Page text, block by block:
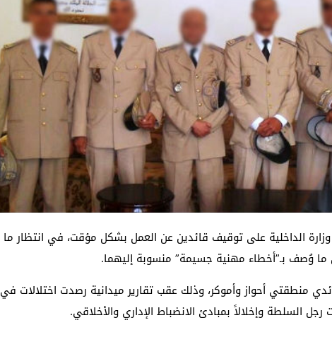
الداخلية على توقيف قائدين عن العمل بشكل مؤقت، في انتظار ما
ما وُصف بـ”أخطاء مهنية جسيمة” منسوبة إليهما.
الإجراء شمل قائدي منطقتي أحواز وأموكر، وذلك عقب تقارير ميدانية رصدت اختلالات في
رجل السلطة وإخلالاً بمبادئ الانضباط الإداري والأخلاقي.